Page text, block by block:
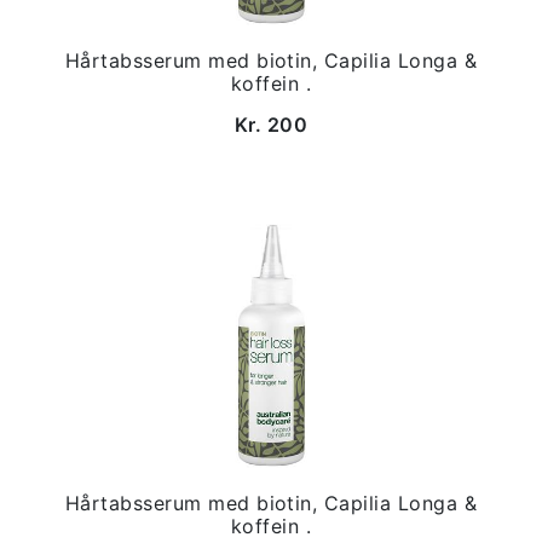
Hårtabsserum med biotin, Capilia Longa &
koffein .
Kr. 200
Hårtabsserum med biotin, Capilia Longa &
koffein .